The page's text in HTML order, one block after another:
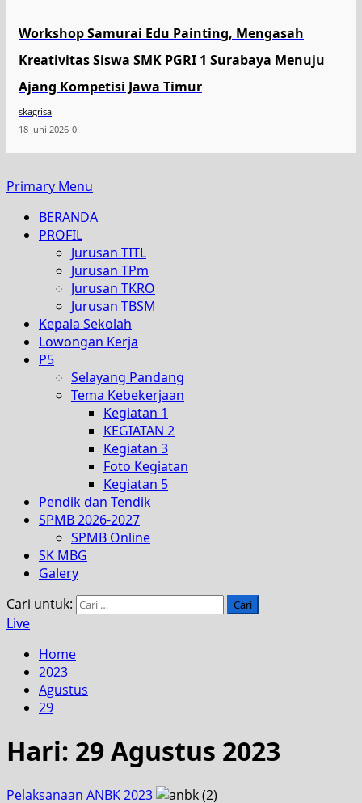
Workshop Samurai Edu Painting, Mengasah
Kreativitas Siswa SMK PGRI 1 Surabaya Menuju
Ajang Kompetisi Jawa Timur
skagrisa
18 Juni 2026 0
Primary Menu
BERANDA
PROFIL
Jurusan TITL
Jurusan TPm
Jurusan TKRO
Jurusan TBSM
Kepala Sekolah
Lowongan Kerja
P5
Selayang Pandang
Tema Kebekerjaan
Kegiatan 1
KEGIATAN 2
Kegiatan 3
Foto Kegiatan
Kegiatan 5
Pendik dan Tendik
SPMB 2026-2027
SPMB Online
SK MBG
Galery
Cari untuk:
Live
Home
2023
Agustus
29
Hari: 29 Agustus 2023
Pelaksanaan ANBK 2023